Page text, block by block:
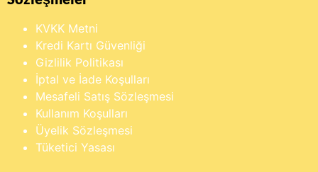
KVKK Metni
Kredi Kartı Güvenliği
Gizlilik Politikası
İptal ve İade Koşulları
Mesafeli Satış Sözleşmesi
Kullanım Koşulları
Üyelik Sözleşmesi
Tüketici Yasası